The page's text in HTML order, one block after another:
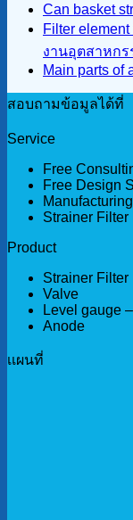
Can basket
Filter
งานอุตสาหกร
Main parts of
สอบถามข้อมูลได้ที่
Service
Free
Free Design
Strainer
Product
Strainer Filter
Valve
Level gauge
Anode
เเผนที่